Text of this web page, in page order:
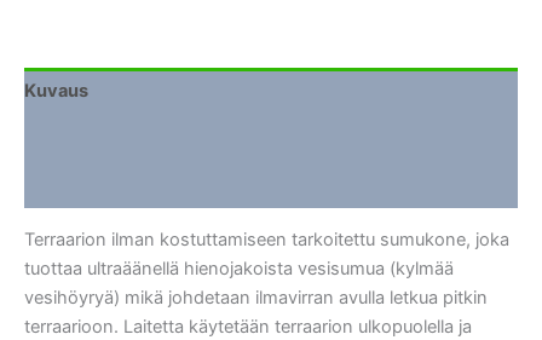
Kuvaus
Terraarion ilman kostuttamiseen tarkoitettu sumukone, joka
tuottaa ultraäänellä hienojakoista vesisumua (kylmää
vesihöyryä) mikä johdetaan ilmavirran avulla letkua pitkin
terraarioon. Laitetta käytetään terraarion ulkopuolella ja